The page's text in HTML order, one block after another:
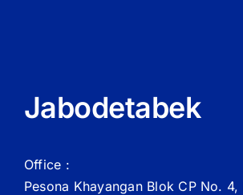
Jabodetabek
Office :
Pesona Khayangan Blok CP No.